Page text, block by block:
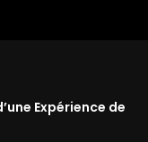
Expérience de